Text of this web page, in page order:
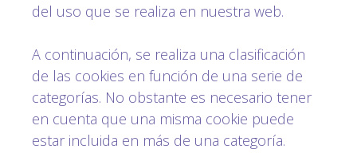
del uso que se realiza en nuestra web.
A continuación, se realiza una clasificación
de las cookies en función de una serie de
categorías. No obstante es necesario tener
en cuenta que una misma cookie puede
estar incluida en más de una categoría.